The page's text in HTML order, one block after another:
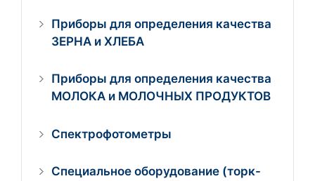
Приборы для определения качества
ЗЕРНА и ХЛЕБА
Приборы для определения качества
МОЛОКА и МОЛОЧНЫХ ПРОДУКТОВ
Спектрофотометры
Специальное оборудование (торк-